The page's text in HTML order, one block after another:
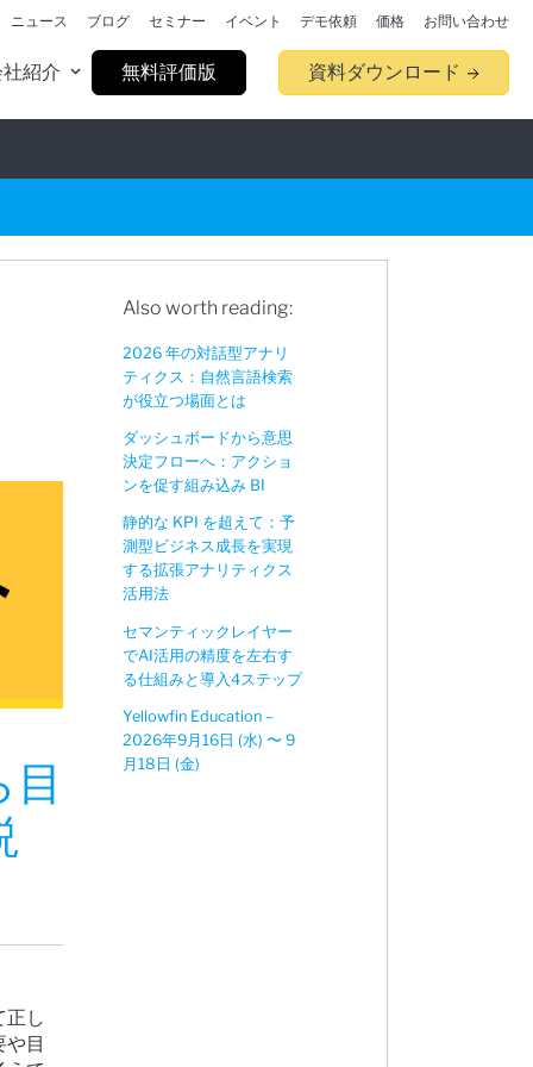
紹介 無料評価版 資料ダウンロード
ニュース ブログ セミナー イベント デモ依頼 価格 お問い合わせ
正し
目
Also worth reading:
2026 年の対話型アナリ
ティクス：自然言語検索
が役立つ場面とは
ダッシュボードから意思
決定フローへ：アクショ
ンを促す組み込み BI
静的な KPI を超えて：予
測型ビジネス成長を実現
する拡張アナリティクス
活用法
セマンティックレイヤー
でAI活用の精度を左右す
る仕組みと導入4ステップ
Yellowfin Education –
2026年9月16日 (水) 〜 9
月18日 (金)